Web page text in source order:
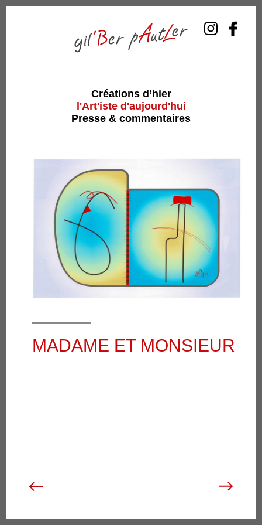
Créations d’hier
l'Art'iste d'aujourd'hui
Presse & commentaires
MADAME ET MONSIEUR